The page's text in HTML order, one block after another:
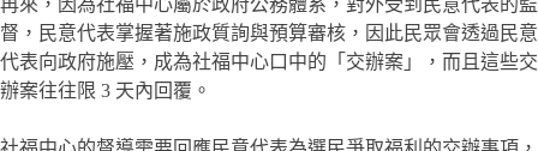
督，民意代表掌握著施政質詢與預算審核，因此民眾會透過民意
代表向政府施壓，成為社福中心口中的「交辦案」，而且這些交
辦案往往限 3 天內回覆。